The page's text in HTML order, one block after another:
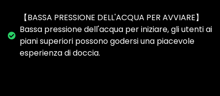
【BASSA PRESSIONE DELL'ACQUA PER AVVIARE】
Bassa pressione dell'acqua per iniziare, gli utenti ai
piani superiori possono godersi una piacevole
esperienza di doccia.